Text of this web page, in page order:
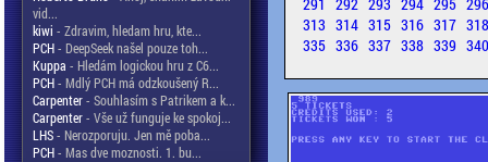
vid...
kiwi - Zdravim, hledam hru, kte...
PCH- DeepSeek našel pouze toh...
Kuppa - Hledám logickou hru z C6...
PCH- Mdlý PCH má odzkoušený R...
Carpenter- Souhlasím s Patrikem a k...
Carpenter- Vše už funguje ke spokoj...
LHS- Nerozporuju. Jen mě poba...
PCH- Mas dve moznosti. 1. bu...
313 314 315 316 317
335 336 337 338 339